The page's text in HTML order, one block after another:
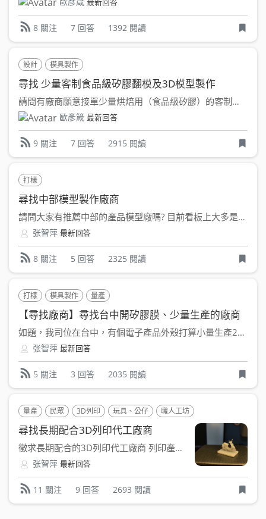
8 關注 7 回答 1392 閱讀
設計 模具製作
尋找 少量客制食品級矽膠翻模及3D模型製作
請問有廠商願意接單少量烘焙用（食品級矽膠）的客制翻模嗎？ ...
歐彥箴 最新回答
9 關注 7 回答 2915 閱讀
打樣
尋找中部模型製作廠商
請問大家有推薦中部的產品模型廠嗎? 目前看板上大多是北部...
张智萍 最新回答
8 關注 5 回答 2325 閱讀
打樣 模具製作 量產
【尋找廠商】尋找台中開矽膠膜、少量生產的廠商
如題，我司位在台中，有個電子產品外殼打算小量生產20-30...
张智萍 最新回答
5 關注 3 回答 2035 閱讀
量產 民眾 3D列印 玩具、公仔 職人工坊
尋找長期配合3D列印代工廠商
徵求長期配合的3D列印代工廠商 列印產品為1/64比例的...
张智萍 最新回答
11 關注 9 回答 2693 閱讀